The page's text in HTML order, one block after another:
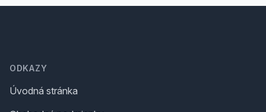
ODKAZY
Úvodná stránka